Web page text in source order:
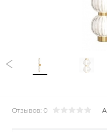
Отзывов: 0